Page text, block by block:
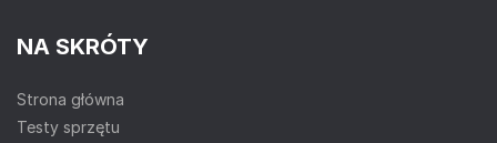
NA SKRÓTY
Strona główna
Testy sprzętu